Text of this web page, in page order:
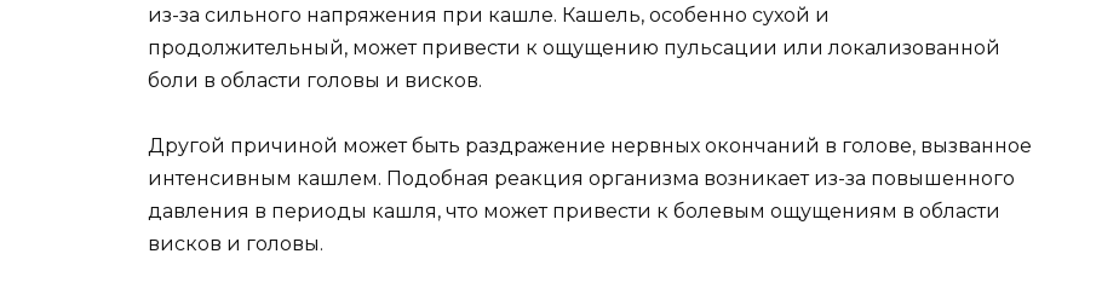
из-за сильного напряжения при кашле. Кашель, особенно сухой и
продолжительный, может привести к ощущению пульсации или локализованной
боли в области головы и висков.
Другой причиной может быть раздражение нервных окончаний в голове, вызванное
интенсивным кашлем. Подобная реакция организма возникает из-за повышенного
давления в периоды кашля, что может привести к болевым ощущениям в области
висков и головы.